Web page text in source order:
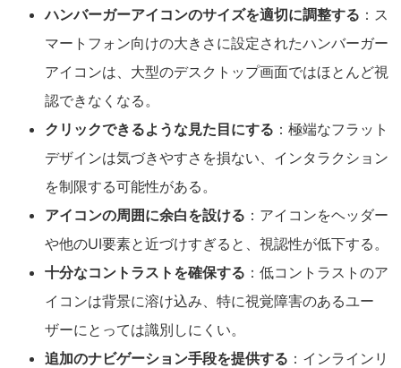
ハンバーガーアイコンのサイズを適切に調整する ：ス
マートフォン向けの大きさに設定されたハンバーガー
アイコンは、大型のデスクトップ画面ではほとんど視
認できなくなる。
クリックできるような見た目にする ：極端なフラット
デザインは気づきやすさを損ない、インタラクション
を制限する可能性がある。
アイコンの周囲に余白を設ける ：アイコンをヘッダー
や他のUI要素と近づけすぎると、視認性が低下する。
十分なコントラストを確保する ：低コントラストのア
イコンは背景に溶け込み、特に視覚障害のあるユー
ザーにとっては識別しにくい。
追加のナビゲーション手段を提供する ：インラインリ